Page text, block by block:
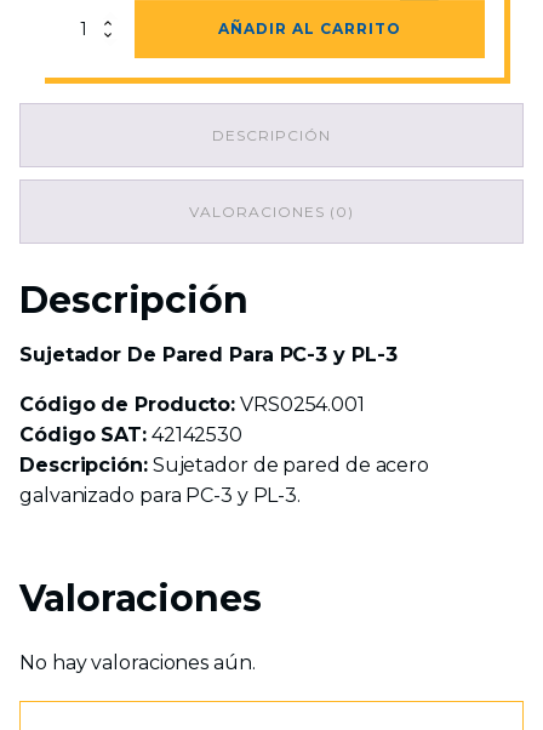
Sujetador
Para
PL-
AÑADIR AL CARRITO
DESCRIPCIÓN
VALORACIONES (0)
Descripción
Sujetador De Pared Para PC-3 y PL-3
Código de Producto: VRS0254.001
Código SAT:42142530
Descripción:Sujetador de pared de acero
galvanizado para PC-3 y PL-3.
Valoraciones
No hay valoraciones aún.